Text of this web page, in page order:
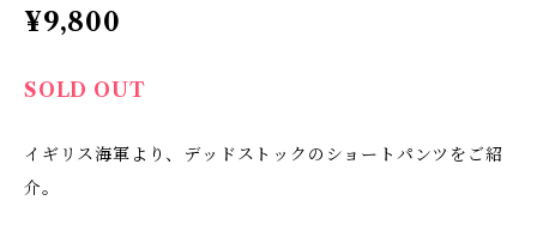
¥9,800
SOLD OUT
イギリス海軍より、デッドストックのショートパンツをご紹
介。